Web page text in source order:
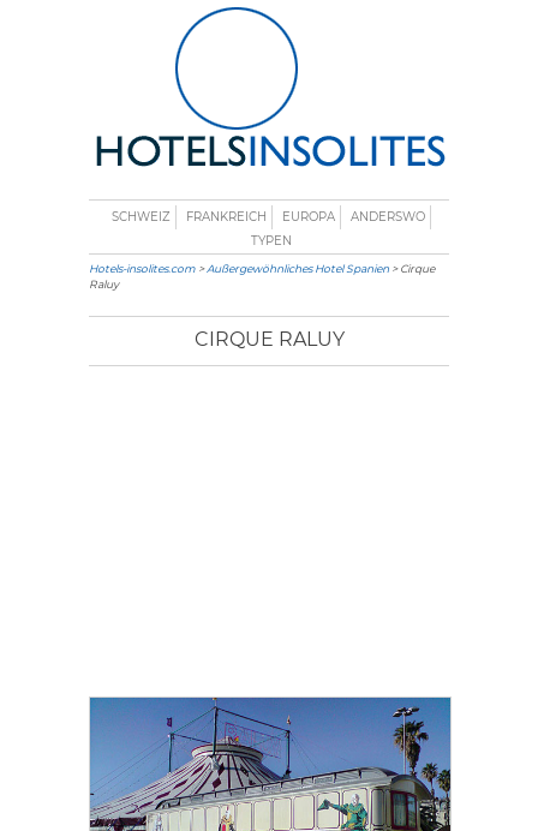
SCHWEIZ FRANKREICH EUROPA
ANDERSWO
TYPEN
Hotels-insolites.com >Außergewöhnliches Hotel Spanien > Cirque
Raluy
CIRQUE RALUY